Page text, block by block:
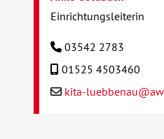
Einrichtungsleiterin
03542 2783
01525 4503460
kita-